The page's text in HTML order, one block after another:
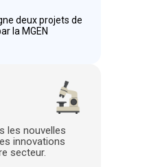
deux projets de
la MGEN
les nouvelles
innovations
secteur.